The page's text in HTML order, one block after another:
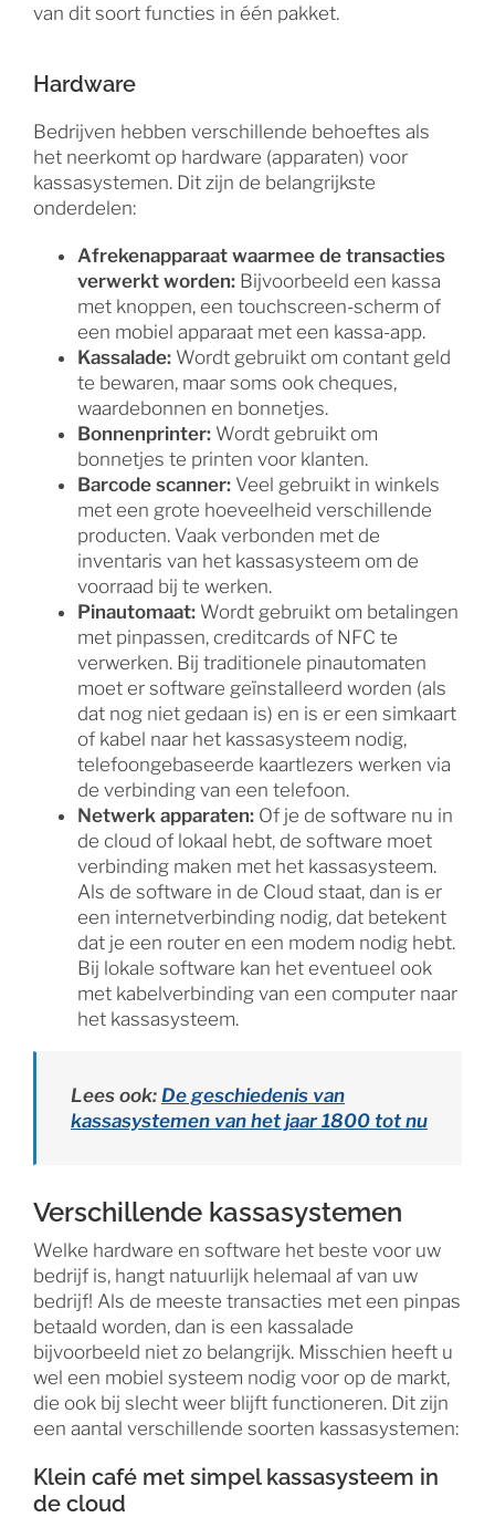
van dit soort functies in één pakket.
Hardware
Bedrijven hebben verschillende behoeftes als
het neerkomt op hardware (apparaten) voor
kassasystemen. Dit zijn de belangrijkste
onderdelen:
Afrekenapparaat waarmee de transacties
verwerkt worden:Bijvoorbeeld een kassa
met knoppen, een touchscreen-scherm of
een mobiel apparaat met een kassa-app.
Kassalade:Wordt gebruikt om contant geld
te bewaren, maar soms ook cheques,
waardebonnen en bonnetjes.
Bonnenprinter:Wordt gebruikt om
bonnetjes te printen voor klanten.
Barcode scanner:Veel gebruikt in winkels
met een grote hoeveelheid verschillende
producten. Vaak verbonden met de
inventaris van het kassasysteem om de
voorraad bij te werken.
Pinautomaat:Wordt gebruikt om betalingen
met pinpassen, creditcards of NFC te
verwerken. Bij traditionele pinautomaten
moet er software geïnstalleerd worden (als
dat nog niet gedaan is) en is er een simkaart
of kabel naar het kassasysteem nodig,
telefoongebaseerde kaartlezers werken via
de verbinding van een telefoon.
Netwerk apparaten:Of je de software nu in
de cloud of lokaal hebt, de software moet
verbinding maken met het kassasysteem.
Als de software in de Cloud staat, dan is er
een internetverbinding nodig, dat betekent
dat je een router en een modem nodig hebt.
Bij lokale software kan het eventueel ook
met kabelverbinding van een computer naar
het kassasysteem.
Lees ook: De geschiedenis van
kassasystemen van het jaar 1800 tot nu
Verschillende kassasystemen
Welke hardware en software het beste voor uw
bedrijf is, hangt natuurlijk helemaal af van uw
bedrijf! Als de meeste transacties met een pinpas
betaald worden, dan is een kassalade
bijvoorbeeld niet zo belangrijk. Misschien heeft u
wel een mobiel systeem nodig voor op de markt,
die ook bij slecht weer blijft functioneren. Dit zijn
een aantal verschillende soorten kassasystemen:
Klein café met simpel kassasysteem in
de cloud